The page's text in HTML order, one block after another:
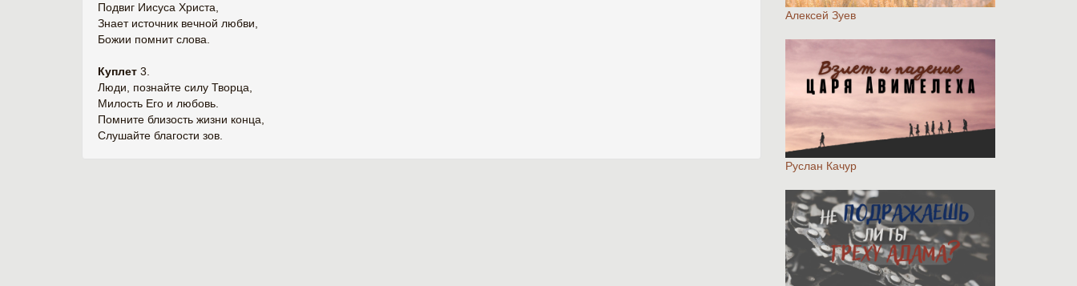
Подвиг Иисуса Христа,
Знает источник вечной любви,
Божии помнит слова.
Куплет 3.
Люди, познайте силу Творца,
Милость Его и любовь.
Помните близость жизни конца,
Слушайте благости зов.
Алексей Зуев
Руслан Качур